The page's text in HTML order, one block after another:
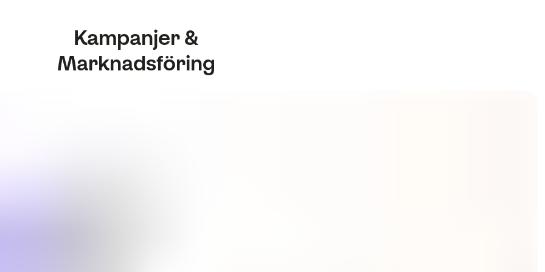
Kampanjer &
Marknadsföring